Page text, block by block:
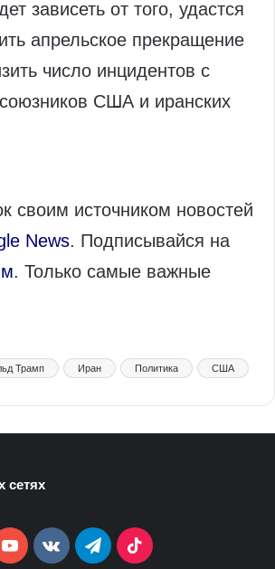
зависеть от того, удастся
апрельское прекращение
число инцидентов с
США и иранских
своим источником новостей
News. Подписывайся на
. Только самые важные
Трамп Иран Политика США
сетях
YouTubevk.comTelegramTikTok